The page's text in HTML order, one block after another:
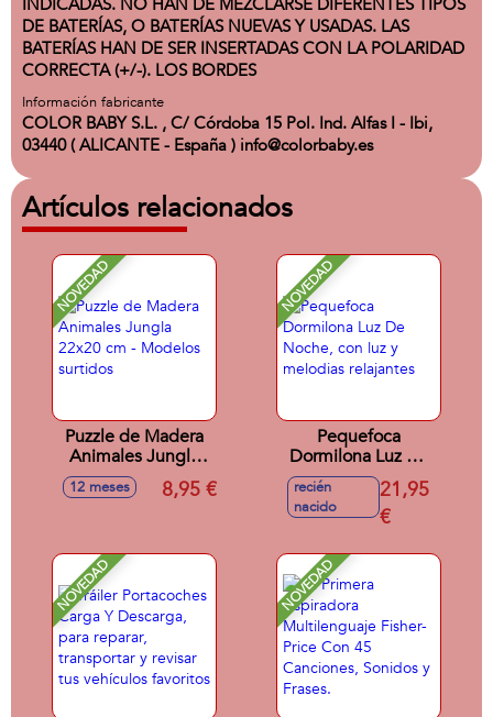
INDICADAS. NO HAN DE MEZCLARSE DIFERENTES TIPOS
DE BATERÍAS, O BATERÍAS NUEVAS Y USADAS. LAS
BATERÍAS HAN DE SER INSERTADAS CON LA POLARIDAD
CORRECTA (+/-). LOS BORDES
Información fabricante
COLOR BABY S.L. , C/ Córdoba 15 Pol. Ind. Alfas I - Ibi,
03440 ( ALICANTE - España ) info@colorbaby.es
Artículos relacionados
NOVEDAD
Puzzle de Madera
Animales Jungla
22x20 cm -
Modelos surtidos
12 meses 8,95 €
NOVEDAD
Pequefoca
Dormilona Luz De
Noche, con luz y
melodias relajantes
recién
nacido
21,95
€
NOVEDAD NOVEDAD